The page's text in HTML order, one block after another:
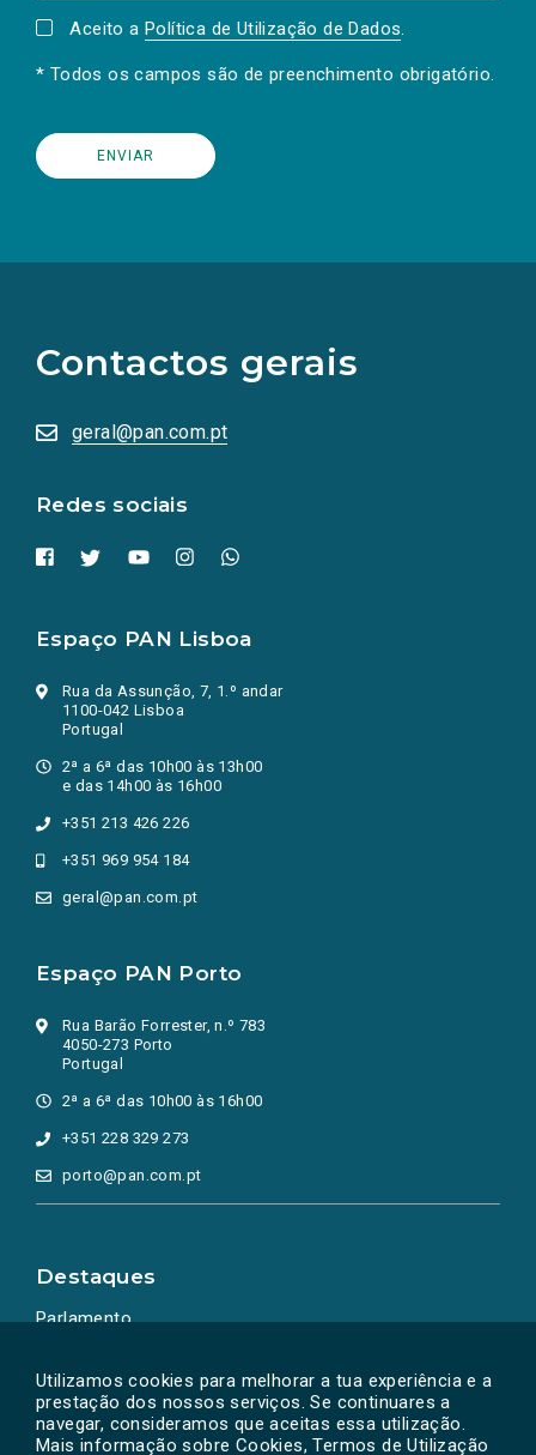
Utilizamos cookies para melhorar a tua experiência e a
prestação dos nossos serviços. Se continuares a
navegar, consideramos que aceitas essa utilização.
Mais informação sobre Cookies, Termos de Utilização
Aceito a Política de Utilização de Dados.
* Todos os campos são de preenchimento obrigatório.
Contactos gerais
geral@pan.com.pt
Redes sociais
redes
sociais
numa
nova
Espaço PAN Lisboa
Rua da Assunção, 7, 1.º andar
1100-042 Lisboa
Portugal
2ª a 6ª das 10h00 às 13h00
e das 14h00 às 16h00
+351 213 426 226
+351 969 954 184
geral@pan.com.pt
Espaço PAN Porto
Rua Barão Forrester, n.º 783
4050-273 Porto
Portugal
2ª a 6ª das 10h00 às 16h00
+351 228 329 273
porto@pan.com.pt
Destaques
Parlamento